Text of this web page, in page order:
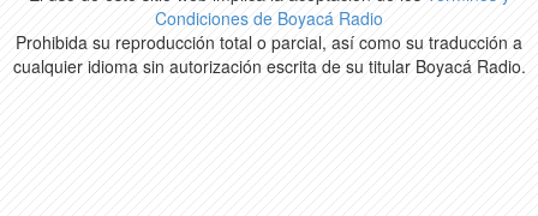
Condiciones de Boyacá Radio
Prohibida su reproducción total o parcial, así como su traducción a
cualquier idioma sin autorización escrita de su titular Boyacá Radio.